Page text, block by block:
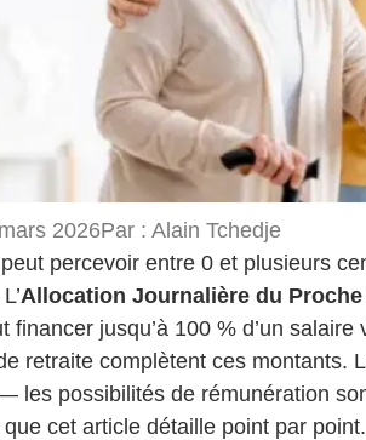
2026Par : Alain Tchedje
percevoir entre 0 et plusieurs
Allocation Journalière du
financer jusqu’à 100 % d’un
retraite complètent ces montants.
les possibilités de rémunération
cet article détaille point par point.